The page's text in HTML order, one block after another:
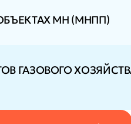
МН (МНПП)
ГАЗОВОГО